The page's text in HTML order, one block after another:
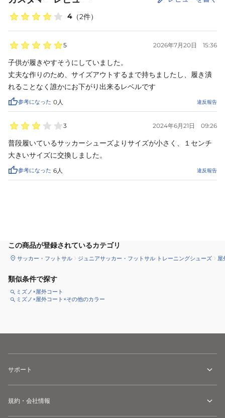
4 （2件）
5 2026年7月20日 15:36
子供が履きやすそうにしていました。
丈夫な作りのため、サイズアウトするまで持ちましたし、履き潰
れることなく誰かにお下がり出来るレベルです
参考になった 0 人 違反報告
3 2024年6月21日 09:26
普段履いているサッカーシューズよりサイズが小さく、１センチ
大きいサイズに交換しました。
参考になった 6 人 違反報告
この商品が登録されているカテゴリ
サッカー・フットサル ジュニアサッカー・フットサル トレーニングシューズ 屋
類似条件で探す
ミズノ×屋外コート
ミズノ×屋外コート×その他のカラー
サポート
規約・会社情報